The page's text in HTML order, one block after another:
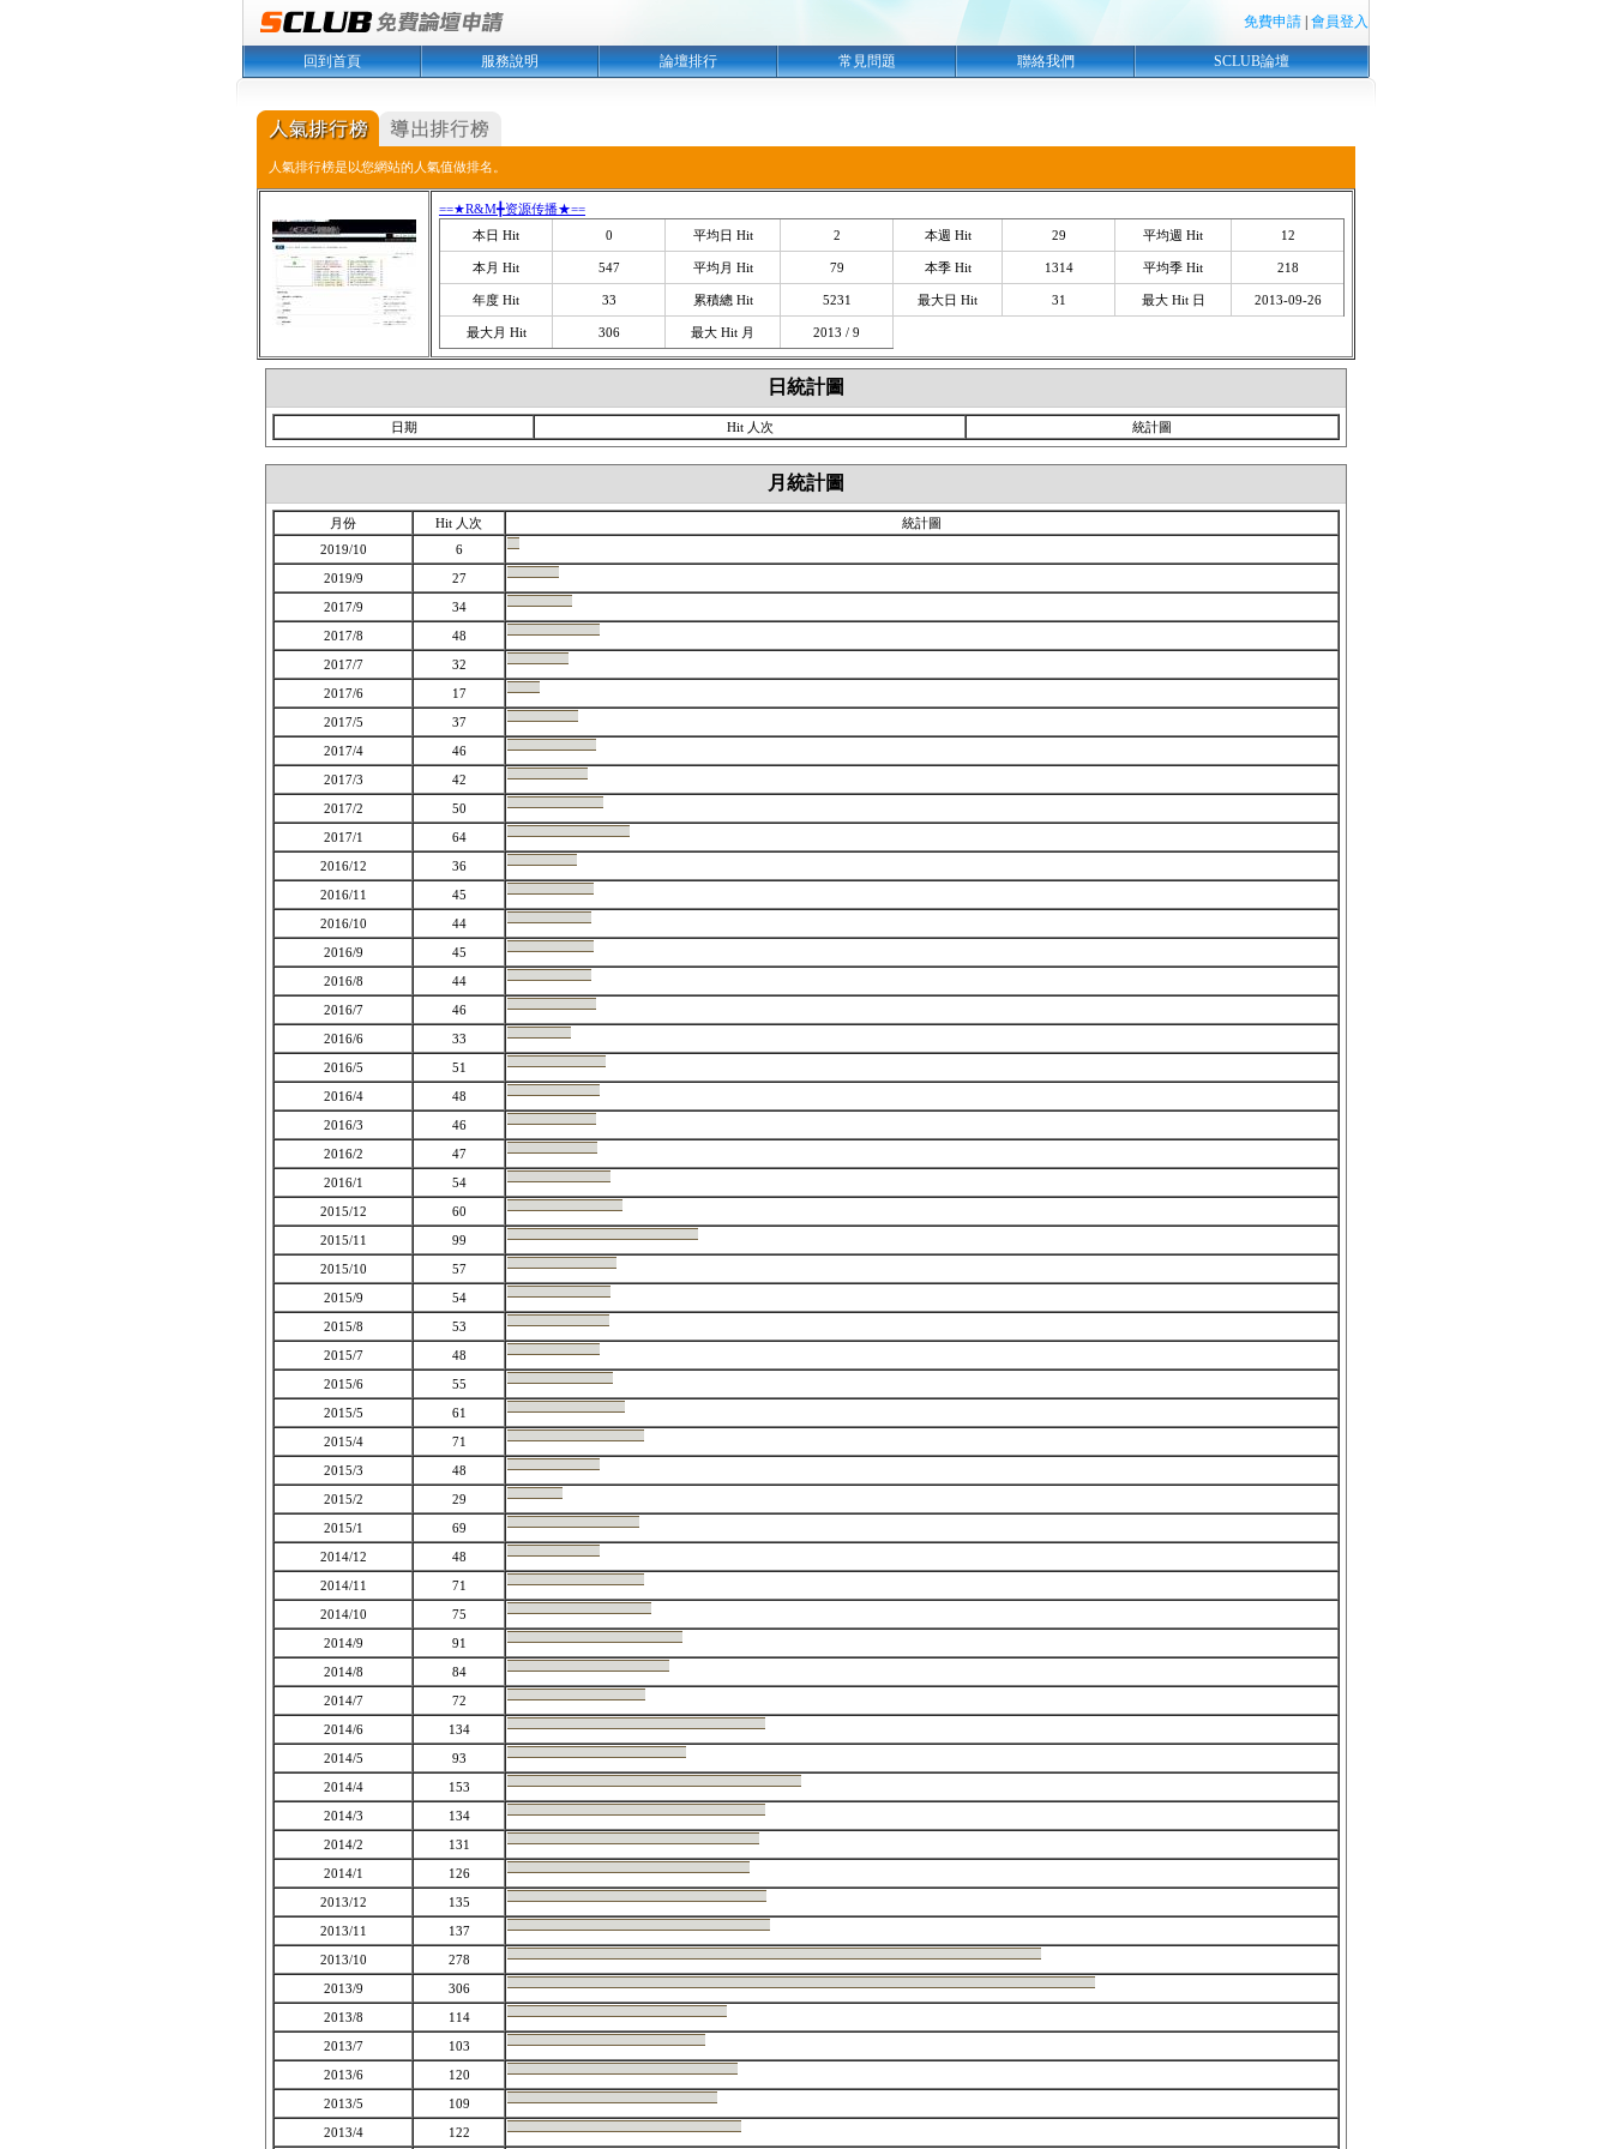
免費申請 會員登入
回到首頁 服務說明 論壇排行 常見問題 聯絡我們 SCLUB論壇
人氣排行榜是以您網站的人氣值做排名。
==★R&M╋资源传播★==
本日 Hit
0 平均日 Hit 2 本週 Hit 29 平均週 Hit 12
本月 Hit 547 平均月 Hit 79 本季 Hit 1314 平均季 Hit 218
年度 Hit 33 累積總 Hit 5231 最大日 Hit 31 最大 Hit 日 2013-09-26
最大月 Hit 306 最大 Hit 月 2013 / 9
日統計圖
日期 Hit 人次 統計圖
月統計圖
月份 Hit 人次
統計圖
2019/10
6
2019/9
27
2017/9
34
2017/8
48
2017/7
32
2017/6
17
2017/5
37
2017/4
46
2017/3
42
2017/2
50
2017/1
64
2016/12
36
2016/11
45
2016/10
44
2016/9
45
2016/8
44
2016/7
46
2016/6
33
2016/5
51
2016/4
48
2016/3
46
2016/2
47
2016/1
54
2015/12
60
2015/11
99
2015/10
57
2015/9
54
2015/8
53
2015/7
48
2015/6
55
2015/5
61
2015/4
71
2015/3
48
2015/2
29
2015/1
69
2014/12
48
2014/11
71
2014/10
75
2014/9
91
2014/8
84
2014/7
72
2014/6
134
2014/5
93
2014/4
153
2014/3
134
2014/2
131
2014/1
126
2013/12
135
2013/11
137
2013/10
278
2013/9
306
2013/8
114
2013/7
103
2013/6
120
2013/5
109
2013/4
122